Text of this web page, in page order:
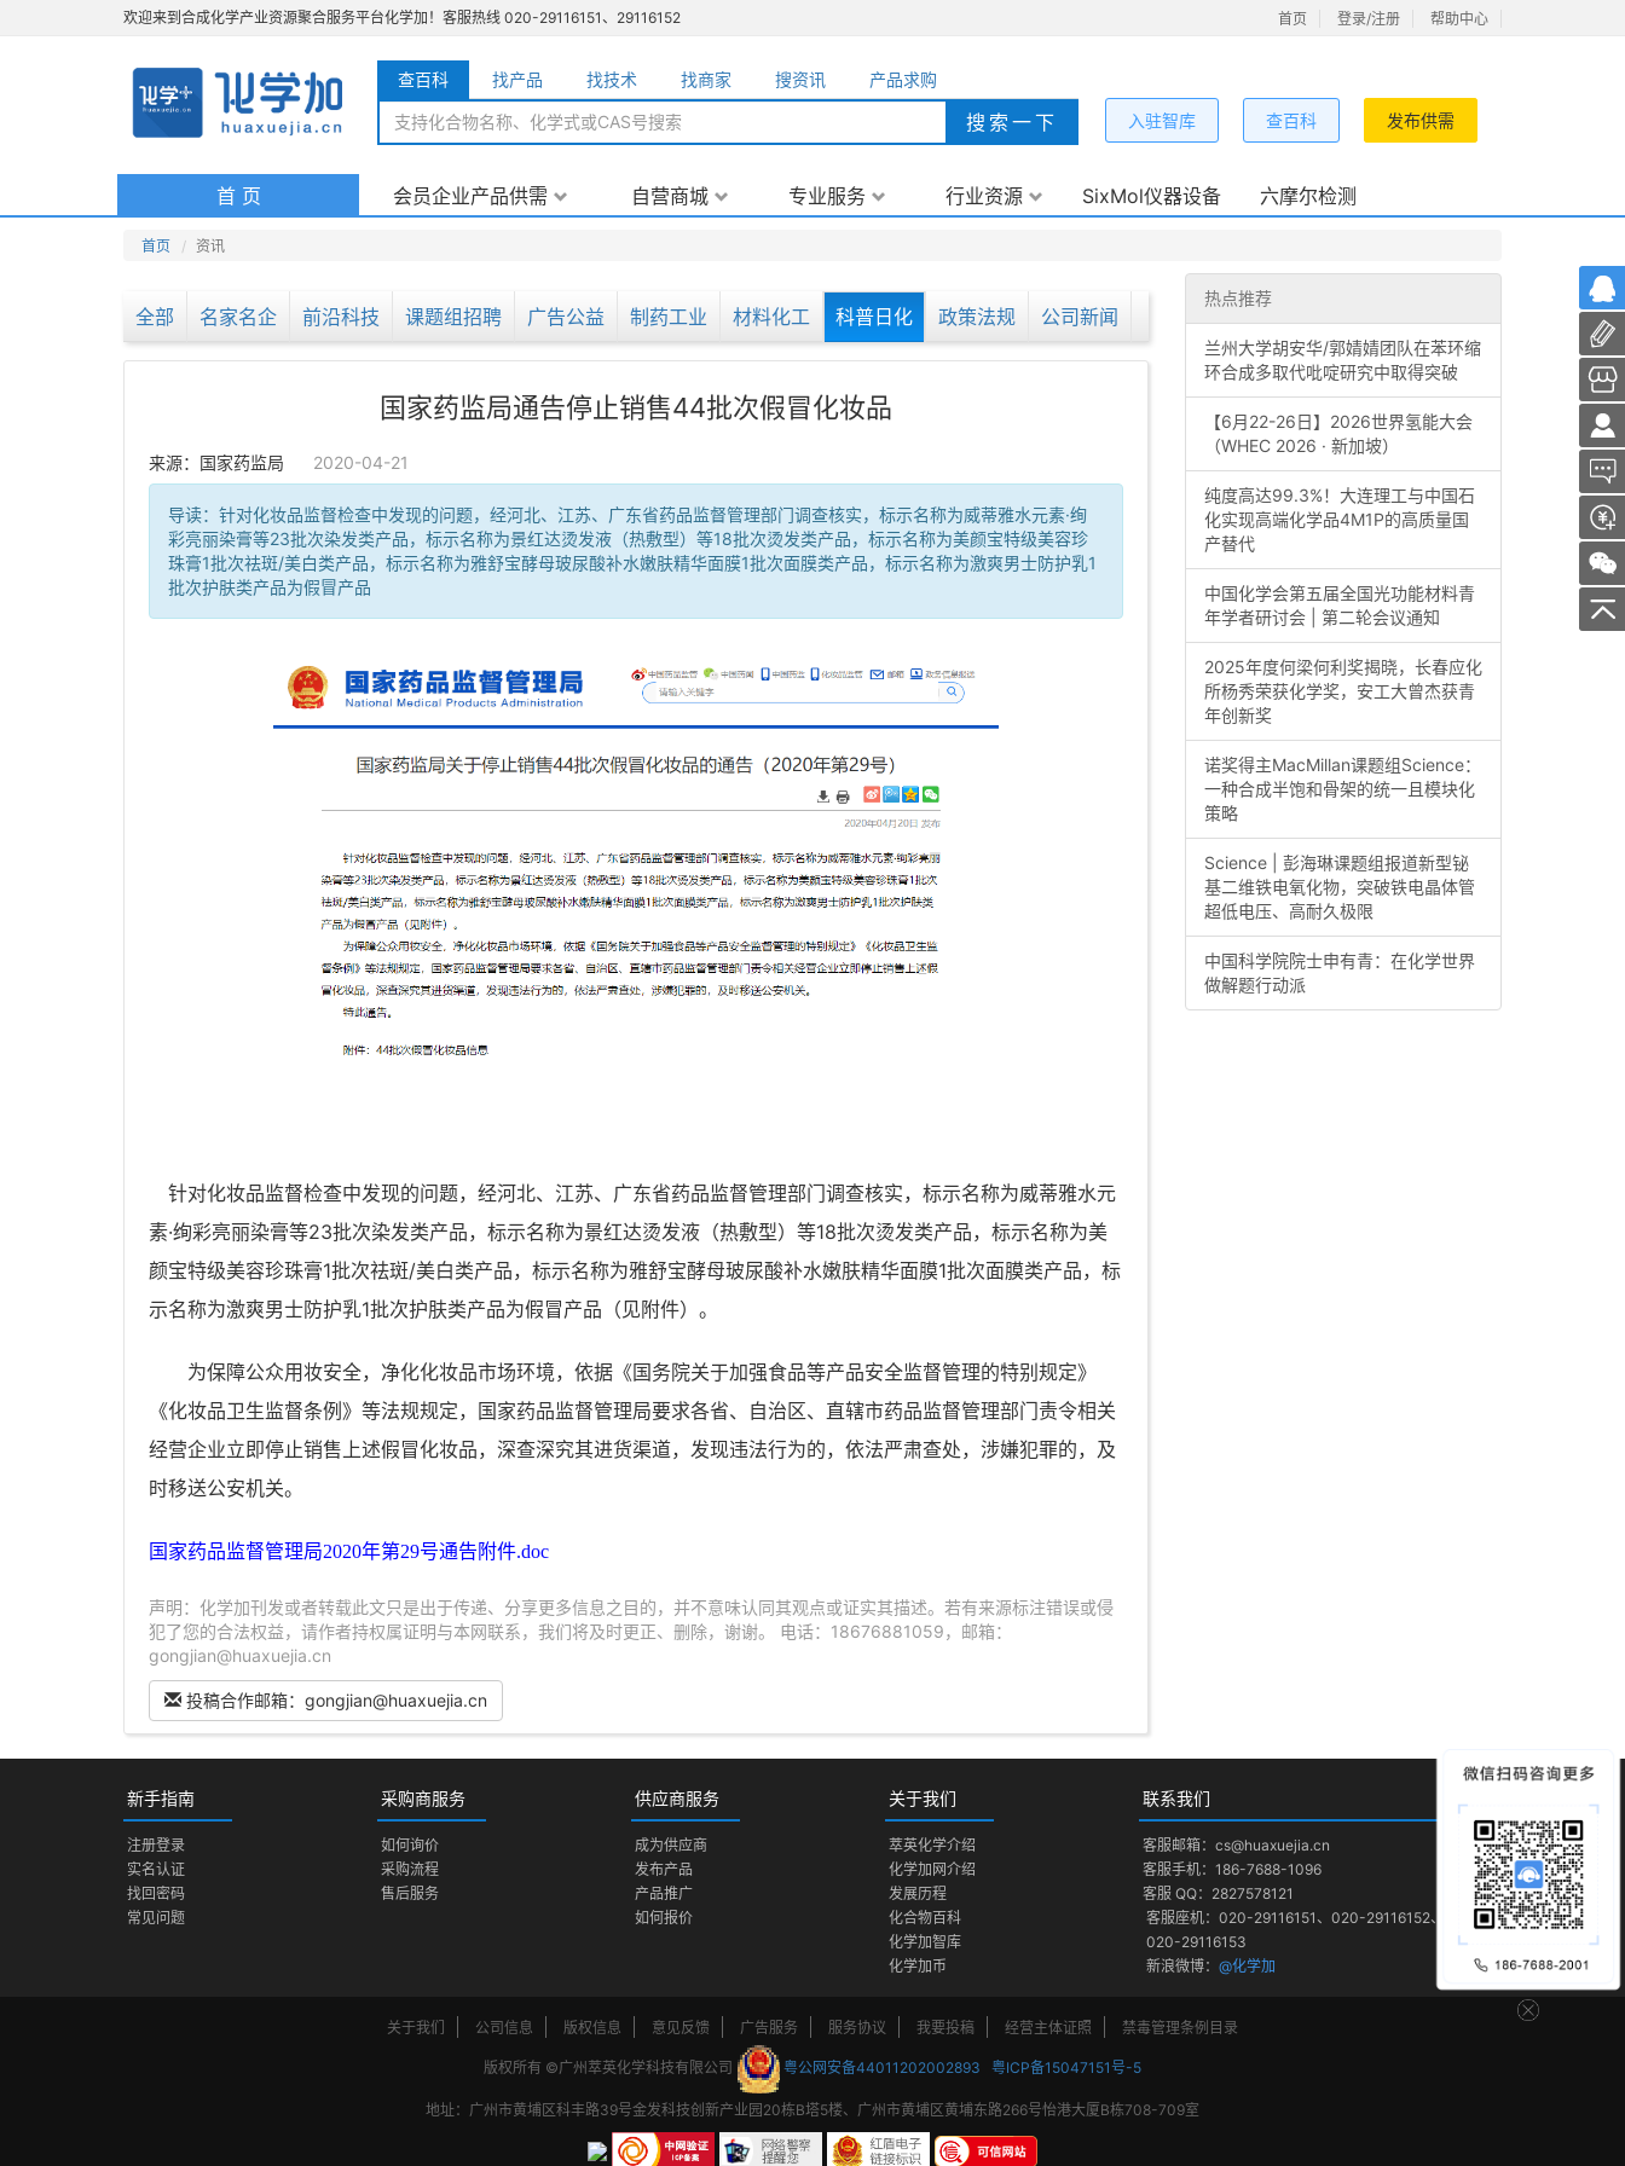
欢迎来到合成化学产业资源聚合服务平台化学加！客服热线 020-29116151、29116152 首页 登录/注册 帮助中心
查百科 找产品 找技术 找商家 搜资讯
产品求购
入驻智库
查百科 发布供需
首 页(current) 会员企业产品供需 自营商城 专业服务 行业资源 SixMol仪器设备 六摩尔检测
首页 资讯
全部 名家名企 前沿科技 课题组招聘 广告公益 制药工业 材料化工 科普日化 政策法规 公司新闻
国家药监局通告停止销售44批次假冒化妆品
来源：国家药监局 2020-04-21
导读：针对化妆品监督检查中发现的问题，经河北、江苏、广东省药品监督管理部门调查核实，标示名称为威蒂雅水元素·绚
彩亮丽染膏等23批次染发类产品，标示名称为景红达烫发液（热敷型）等18批次烫发类产品，标示名称为美颜宝特级美容珍
珠膏1批次祛斑/美白类产品，标示名称为雅舒宝酵母玻尿酸补水嫩肤精华面膜1批次面膜类产品，标示名称为激爽男士防护乳1
批次护肤类产品为假冒产品
针对化妆品监督检查中发现的问题，经河北、江苏、广东省药品监督管理部门调查核实，标示名称为威蒂雅水元
素·绚彩亮丽染膏等23批次染发类产品，标示名称为景红达烫发液（热敷型）等18批次烫发类产品，标示名称为美
颜宝特级美容珍珠膏1批次祛斑/美白类产品，标示名称为雅舒宝酵母玻尿酸补水嫩肤精华面膜1批次面膜类产品，标
示名称为激爽男士防护乳1批次护肤类产品为假冒产品（见附件）。
为保障公众用妆安全，净化化妆品市场环境，依据《国务院关于加强食品等产品安全监督管理的特别规定》
《化妆品卫生监督条例》等法规规定，国家药品监督管理局要求各省、自治区、直辖市药品监督管理部门责令相关
经营企业立即停止销售上述假冒化妆品，深查深究其进货渠道，发现违法行为的，依法严肃查处，涉嫌犯罪的，及
时移送公安机关。
国家药品监督管理局2020年第29号通告附件.doc
声明：化学加刊发或者转载此文只是出于传递、分享更多信息之目的，并不意味认同其观点或证实其描述。若有来源标注错误或侵
犯了您的合法权益，请作者持权属证明与本网联系，我们将及时更正、删除，谢谢。 电话：18676881059，邮箱：
gongjian@huaxuejia.cn
投稿合作邮箱：gongjian@huaxuejia.cn
热点推荐
兰州大学胡安华/郭婧婧团队在苯环缩
环合成多取代吡啶研究中取得突破
【6月22-26日】2026世界氢能大会
（WHEC 2026 · 新加坡）
纯度高达99.3%！大连理工与中国石
化实现高端化学品4M1P的高质量国
产替代
中国化学会第五届全国光功能材料青
年学者研讨会 | 第二轮会议通知
2025年度何梁何利奖揭晓，长春应化
所杨秀荣获化学奖，安工大曾杰获青
年创新奖
诺奖得主MacMillan课题组Science：
一种合成半饱和骨架的统一且模块化
策略
Science | 彭海琳课题组报道新型铋
基二维铁电氧化物，突破铁电晶体管
超低电压、高耐久极限
中国科学院院士申有青：在化学世界
做解题行动派
新手指南
注册登录
实名认证
找回密码
常见问题
采购商服务
如何询价
采购流程
售后服务
供应商服务
成为供应商
发布产品
产品推广
如何报价
关于我们
萃英化学介绍
化学加网介绍
发展历程
化合物百科
化学加智库
化学加币
联系我们
客服邮箱：cs@huaxuejia.cn
客服手机：186-7688-1096
客服 QQ：2827578121
客服座机：020-29116151、020-29116152、
020-29116153
新浪微博： @化学加
关于我们 公司信息 版权信息 意见反馈 广告服务 服务协议 我要投稿 经营主体证照 禁毒管理条例目录
版权所有 ©广州萃英化学科技有限公司 粤公网安备44011202002893 粤ICP备15047151号-5
地址：广州市黄埔区科丰路39号金发科技创新产业园20栋B塔5楼、广州市黄埔区黄埔东路266号怡港大厦B栋708-709室